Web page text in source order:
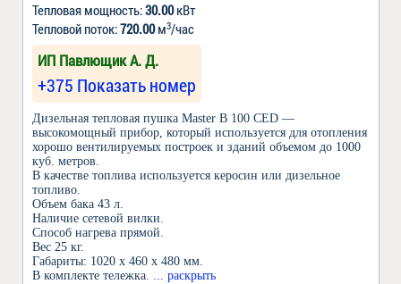
Тепловая мощность:30.00кВт
Тепловой поток:720.00м3/час
ИП Павлющик А. Д.
+375 Показать номер
Дизельная тепловая пушка Master B 100 CED —
высокомощный прибор, который используется для отопления
хорошо вентилируемых построек и зданий объемом до 1000
куб. метров.
В качестве топлива используется керосин или дизельное
топливо.
Объем бака 43 л.
Наличие сетевой вилки.
Способ нагрева прямой.
Вес 25 кг.
Габариты: 1020 х 460 х 480 мм.
В комплекте тележка. ... раскрыть